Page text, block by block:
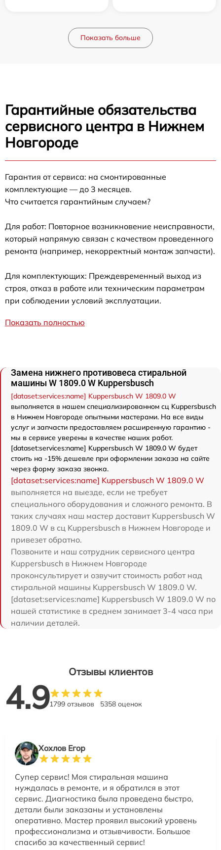
Показать больше
Гарантийные обязательства
сервисного центра в Нижнем
Новгороде
Гарантия от сервиса: на смонтированные
комплектующие — до 3 месяцев.
Что считается гарантийным случаем?
Для работ: Повторное возникновение неисправности,
который напрямую связан с качеством проведенного
ремонта (например, некорректный монтаж запчасти).
Для комплектующих: Преждевременный выход из
строя, отказ в работе или техническим параметрам
при соблюдении условий эксплуатации.
Показать полностью
Замена нижнего противовеса стиральной
машины W 1809.0 W Kuppersbusch
[dataset:services:name] Kuppersbusch W 1809.0 W
выполняется в нашем специализированном сц Kuppersbusch
в Нижнем Новгороде опытными мастерами. На все виды
услуг и запчасти предоставляем расширенную гарантию -
мы в сервисе уверены в качестве наших работ.
[dataset:services:name] Kuppersbusch W 1809.0 W будет
стоить на -15% дешевле при оформлении заказа на сайте
через форму заказа звонка.
[dataset:services:name] Kuppersbusch W 1809.0 W
выполняется на выезде, если не требует
специального оборудования и сложного ремонта. В
таких случаях наш мастер доставит Kuppersbusch W
1809.0 W в сц Kuppersbusch в Нижнем Новгороде и
привезет обратно.
Позвоните и наш сотрудник сервисного центра
Kuppersbusch в Нижнем Новгороде
проконсультирует и озвучит стоимость работ над
стиральной машины Kuppersbusch W 1809.0 W.
[dataset:services:name] Kuppersbusch W 1809.0 W по
нашей статистике в среднем занимает 3-4 часа при
наличии деталей.
Отзывы клиентов
4.91799 отзывов 5358 оценок
Хохлов Егор
Супер сервис! Моя стиральная машина
нуждалась в ремонте, и я обратился в этот
сервис. Диагностика была проведена быстро,
детали были заказаны и установлены
оперативно. Мастер проявил высокий уровень
профессионализма и отзывчивости. Большое
спасибо за качественный сервис!